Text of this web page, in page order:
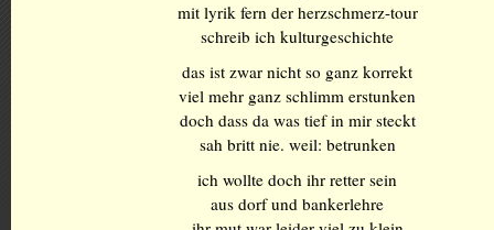
mit lyrik fern der herzschmerz-tour
schreib ich kulturgeschichte
das ist zwar nicht so ganz korrekt
viel mehr ganz schlimm erstunken
doch dass da was tief in mir steckt
sah britt nie. weil: betrunken
ich wollte doch ihr retter sein
aus dorf und bankerlehre